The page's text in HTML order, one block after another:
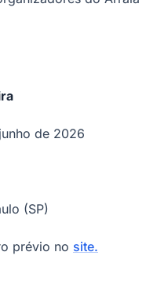
de 2026
(SP)
prévio no site.